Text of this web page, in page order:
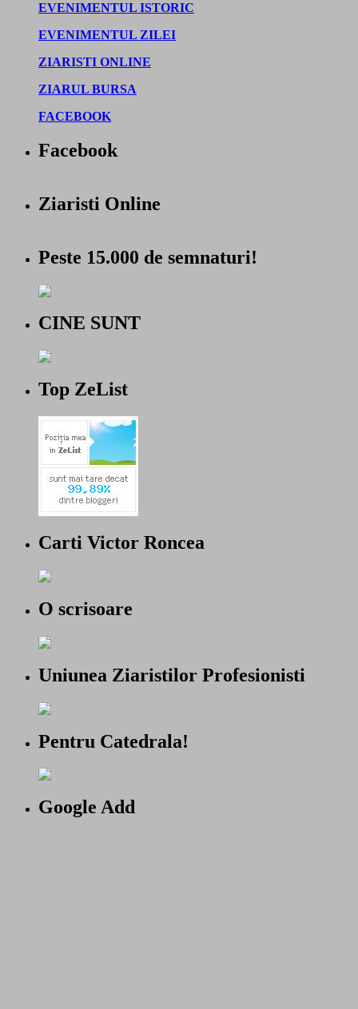
EVENIMENTUL ISTORIC
EVENIMENTUL ZILEI
ZIARISTI ONLINE
ZIARUL BURSA
FACEBOOK
Facebook
Ziaristi Online
Peste 15.000 de semnaturi!
CINE SUNT
Top ZeList
Carti Victor Roncea
O scrisoare
Uniunea Ziaristilor Profesionisti
Pentru Catedrala!
Google Add